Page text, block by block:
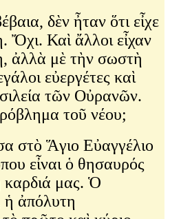
δὲν ἦταν ὅτι εἶχε
Ὄχι. Καὶ ἄλλοι εἶχαν
ἀλλὰ μὲ τὴν σωστὴ
εὐεργέτες καὶ
τῶν Οὐρανῶν.
τοῦ νέου;
στὸ Ἅγιο Εὐαγγέλιο
εἶναι ὁ θησαυρός
καρδιά μας. Ὁ
ἡ ἀπόλυτη